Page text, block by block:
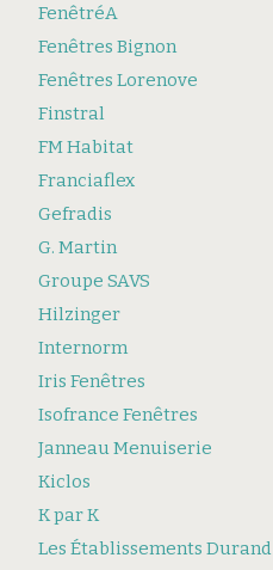
FenêtréA
Fenêtres Bignon
Fenêtres Lorenove
Finstral
FM Habitat
Franciaflex
Gefradis
G. Martin
Groupe SAVS
Hilzinger
Internorm
Iris Fenêtres
Isofrance Fenêtres
Janneau Menuiserie
Kiclos
K par K
Les Établissements Durand